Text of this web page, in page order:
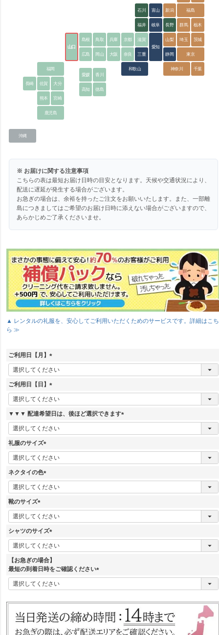
福島
新潟
群馬 栃木
埼玉 茨城
東京
神奈川 千葉
山梨
石川
福井 長野
富山
岐阜
愛知
静岡
三重
和歌山
山口
島根 鳥取
広島 岡山
兵庫 京都 滋賀
大阪 奈良
香川
愛媛
徳島
高知
福岡
佐賀 大分
熊本
長崎
宮崎
鹿児島
沖縄
※ お届けに関する注意事項
こちらの表は最短お届け日時の目安となります。天候や交通状況により、
配送に遅延が発生する場合がございます。
お急ぎの場合は、余裕を持ったご注文をお願いいたします。また、一部離
島につきましてはご希望のお届け日時に添えない場合がございますので、
あらかじめご了承くださいませ。
▲ レンタルの礼服を、安心してご利用いただくためのサービスです。詳細はこち
ら ≫
ご利用日【月】
(
必
須
)
ご利用日【日】
(
必
須
)
▼▼▼ 配達希望日は、後ほど選択できます
(
必
)
礼服のサイズ
(
必
須
)
ネクタイの色
(
必
)
靴のサイズ
(
必
須
)
シャツのサイズ
(
必
須
)
【お急ぎの場合】
最短の到着日時をご確認ください
(
必